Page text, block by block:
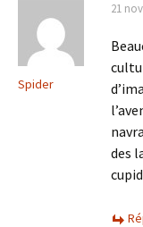
Spider
21
des